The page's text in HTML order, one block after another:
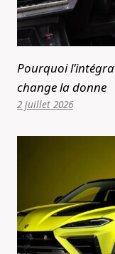
Pourquoi
change la donne
2 juillet 2026